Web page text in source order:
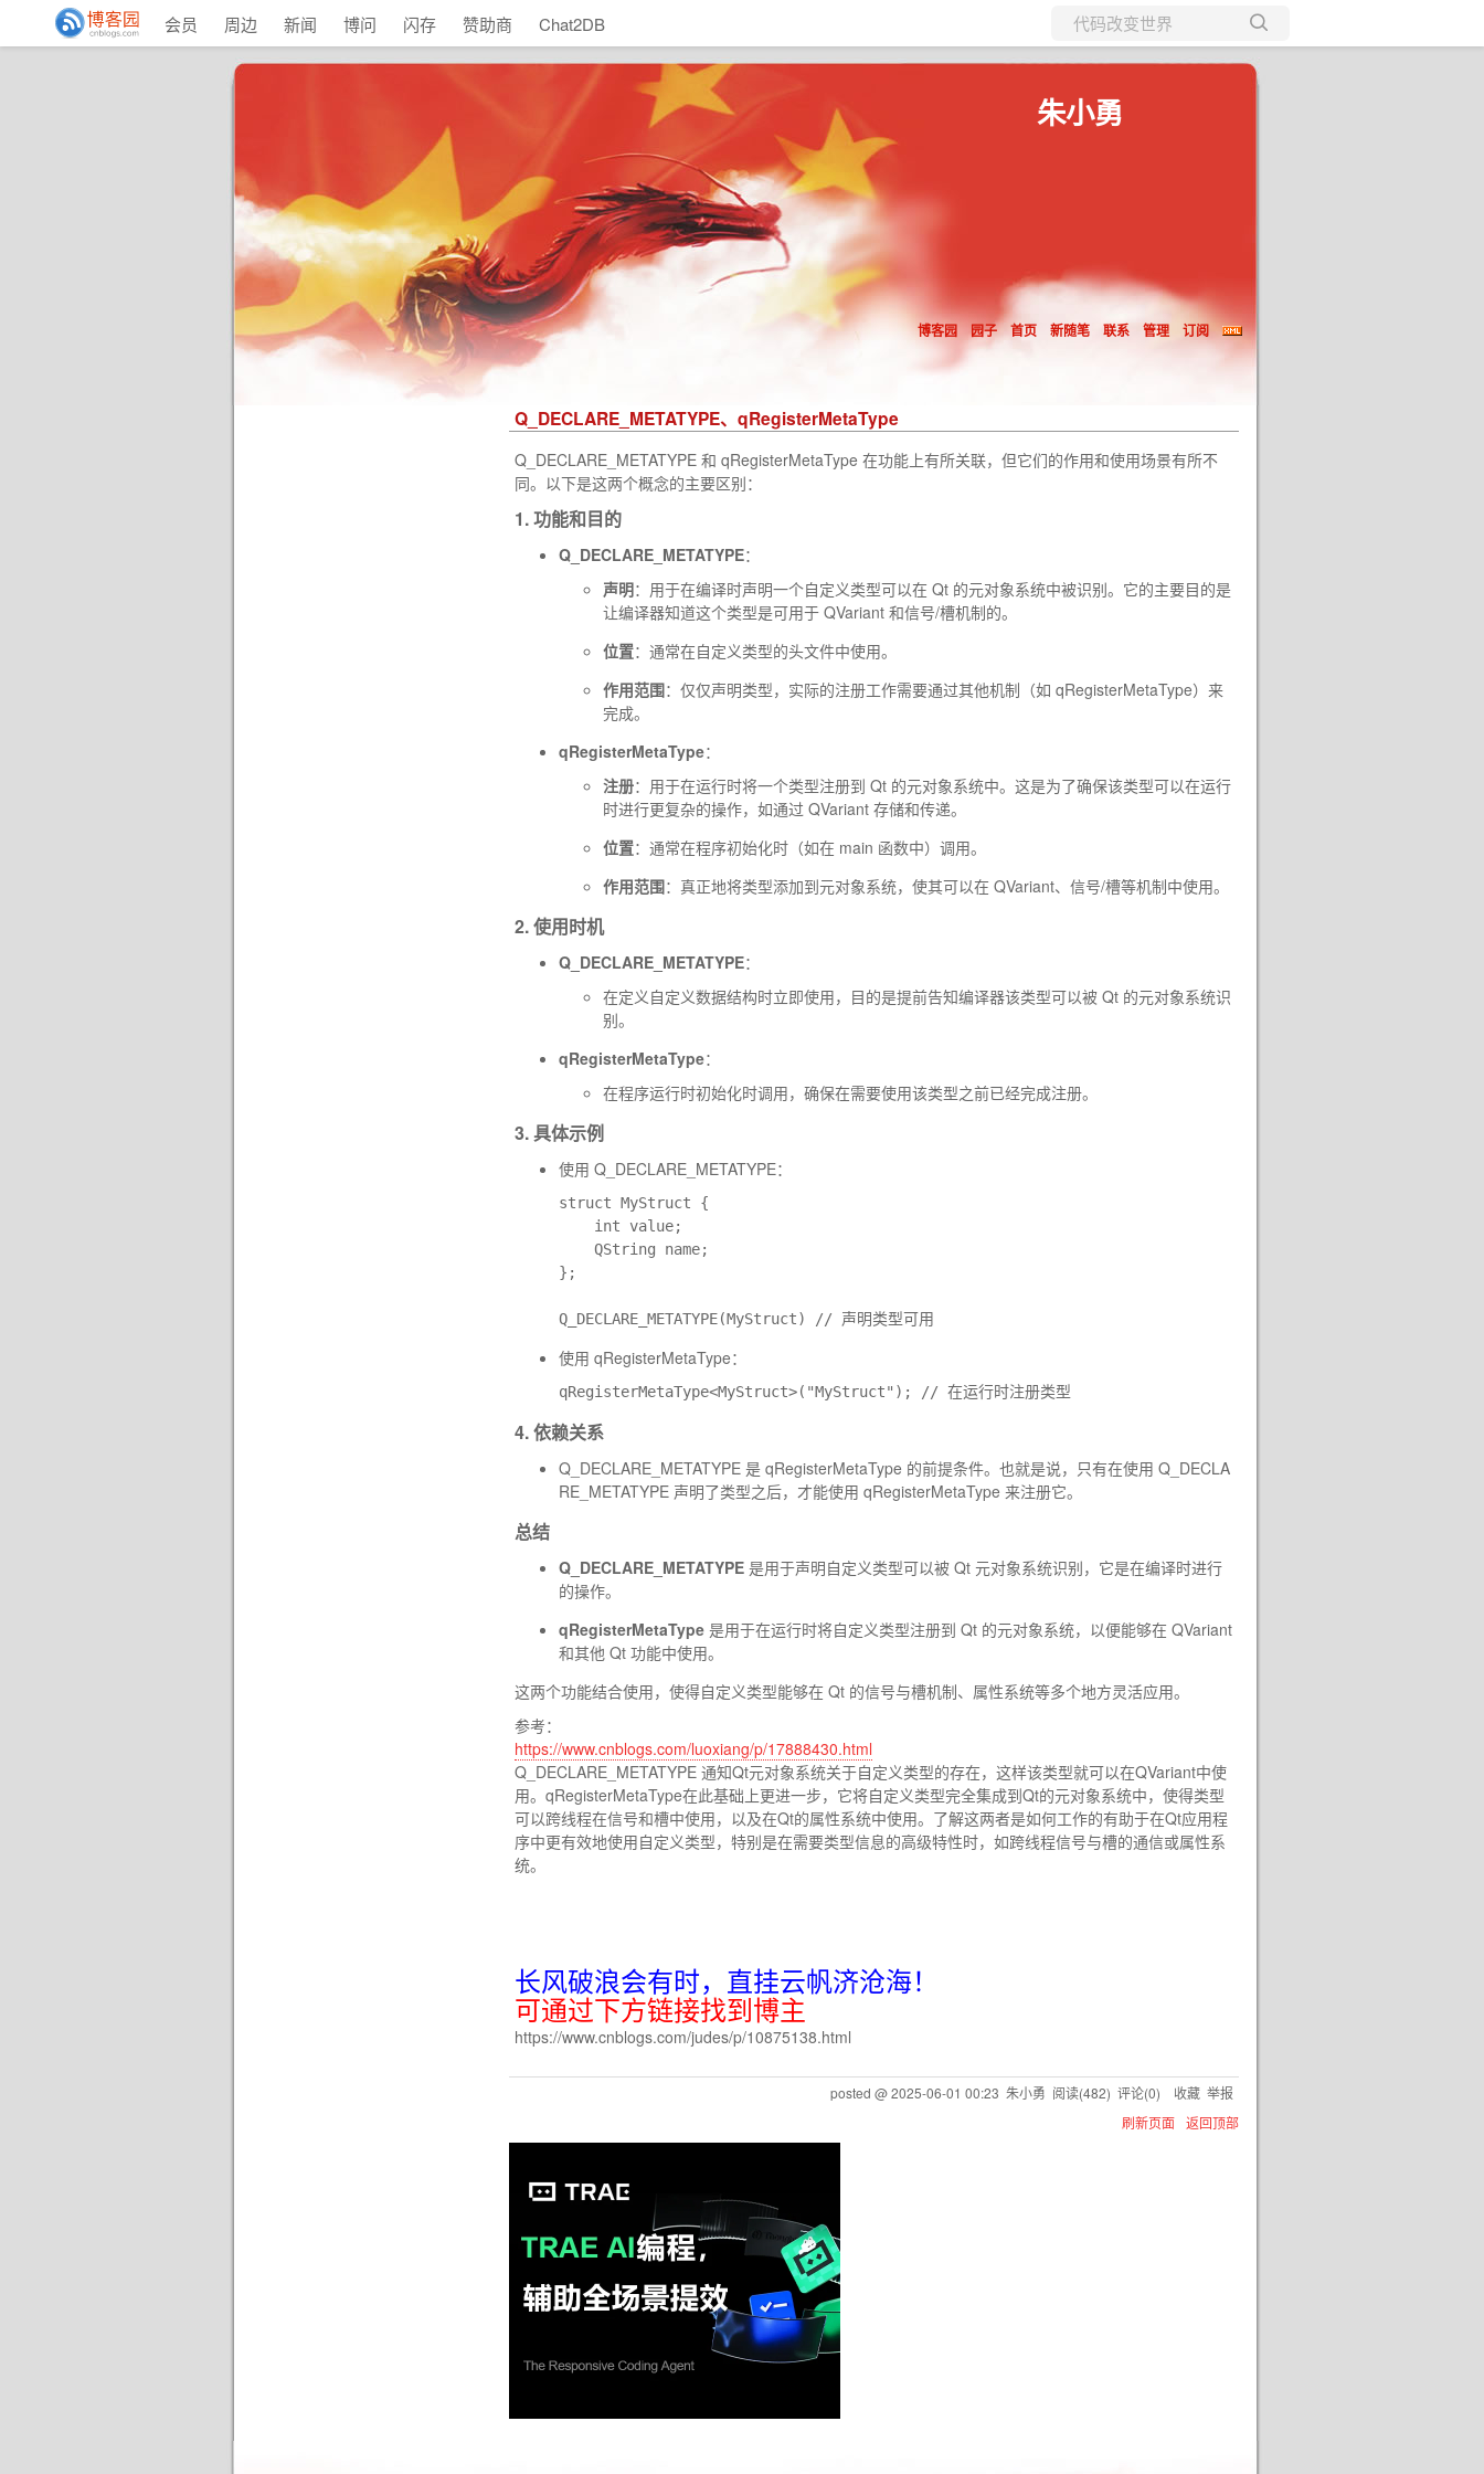
会员 周边 新闻 博问 闪存 赞助商 Chat2DB
所有博客
朱小勇
博客园 园子 首页 新随笔 联系 管理 订阅
Q_DECLARE_METATYPE、qRegisterMetaType
Q_DECLARE_METATYPE 和 qRegisterMetaType 在功能上有所关联，但它们的作用和使用场景有所不
同。以下是这两个概念的主要区别：
1. 功能和目的
Q_DECLARE_METATYPE：
声明：用于在编译时声明一个自定义类型可以在 Qt 的元对象系统中被识别。它的主要目的是
让编译器知道这个类型是可用于 QVariant 和信号/槽机制的。
位置：通常在自定义类型的头文件中使用。
作用范围：仅仅声明类型，实际的注册工作需要通过其他机制（如 qRegisterMetaType）来
完成。
qRegisterMetaType：
注册：用于在运行时将一个类型注册到 Qt 的元对象系统中。这是为了确保该类型可以在运行
时进行更复杂的操作，如通过 QVariant 存储和传递。
位置：通常在程序初始化时（如在 main 函数中）调用。
作用范围：真正地将类型添加到元对象系统，使其可以在 QVariant、信号/槽等机制中使用。
2. 使用时机
Q_DECLARE_METATYPE：
在定义自定义数据结构时立即使用，目的是提前告知编译器该类型可以被 Qt 的元对象系统识
别。
qRegisterMetaType：
在程序运行时初始化时调用，确保在需要使用该类型之前已经完成注册。
3. 具体示例
使用 Q_DECLARE_METATYPE：
struct MyStruct {
    int value;
    QString name;
};
使用 qRegisterMetaType：
4. 依赖关系
Q_DECLARE_METATYPE 是 qRegisterMetaType 的前提条件。也就是说，只有在使用 Q_DECLA
RE_METATYPE 声明了类型之后，才能使用 qRegisterMetaType 来注册它。
总结
Q_DECLARE_METATYPE 是用于声明自定义类型可以被 Qt 元对象系统识别，它是在编译时进行
的操作。
qRegisterMetaType 是用于在运行时将自定义类型注册到 Qt 的元对象系统，以便能够在 QVariant
和其他 Qt 功能中使用。
这两个功能结合使用，使得自定义类型能够在 Qt 的信号与槽机制、属性系统等多个地方灵活应用。
参考：
https://www.cnblogs.com/luoxiang/p/17888430.html
Q_DECLARE_METATYPE 通知Qt元对象系统关于自定义类型的存在，这样该类型就可以在QVariant中使
用。qRegisterMetaType在此基础上更进一步，它将自定义类型完全集成到Qt的元对象系统中，使得类型
可以跨线程在信号和槽中使用，以及在Qt的属性系统中使用。了解这两者是如何工作的有助于在Qt应用程
序中更有效地使用自定义类型，特别是在需要类型信息的高级特性时，如跨线程信号与槽的通信或属性系
统。
长风破浪会有时，直挂云帆济沧海！
可通过下方链接找到博主
https://www.cnblogs.com/judes/p/10875138.html
posted @2025-06-01 00:23 朱小勇 阅读(482) 评论(0) 收藏 举报
刷新页面 返回顶部